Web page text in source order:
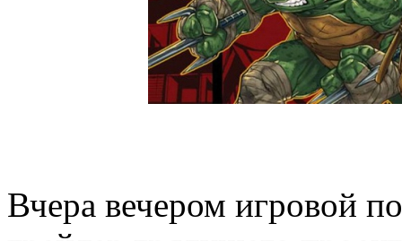
Вчера вечером игровой